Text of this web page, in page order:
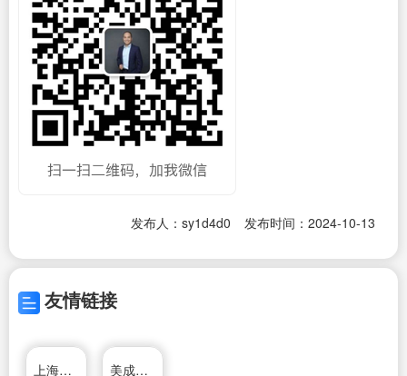
发布人：sy1d4d0 发布时间：2024-10-13
友情链接
上海杰一阀门有限公司 美成达移民公司